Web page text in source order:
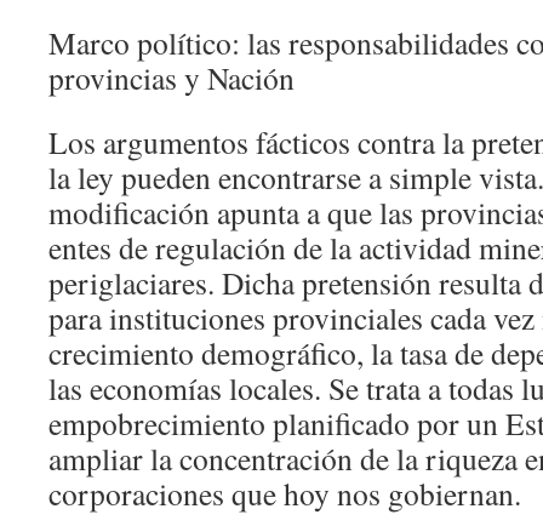
Marco político: las responsabilidades
provincias y Nación
Los argumentos fácticos contra la
la ley pueden encontrarse a simple
modificación apunta a que las
entes de regulación de la actividad
periglaciares. Dicha pretensión resulta
para instituciones provinciales cada
crecimiento demográfico, la tasa de
las economías locales. Se trata a todas
empobrecimiento planificado por un
ampliar la concentración de la riqueza
corporaciones que hoy nos gobiernan.